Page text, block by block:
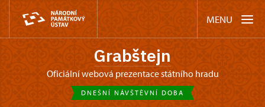
MENU
Grabštejn
oficiální webová prezentace státního hradu
DNEŠNÍ NÁVŠTĚVNÍ DOBA